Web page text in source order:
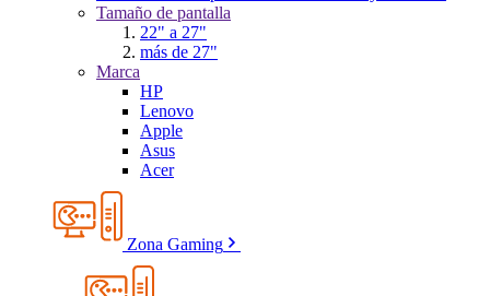
Tamaño de pantalla
22" a 27"
más de 27"
Marca
HP
Lenovo
Apple
Asus
Acer
Zona Gaming